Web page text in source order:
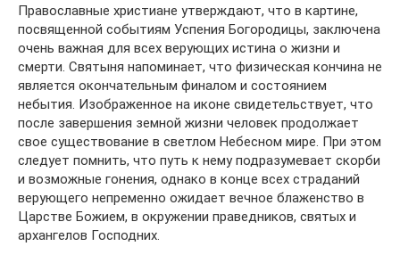
Православные христиане утверждают, что в картине,
посвященной событиям Успения Богородицы, заключена
очень важная для всех верующих истина о жизни и
смерти. Святыня напоминает, что физическая кончина не
является окончательным финалом и состоянием
небытия. Изображенное на иконе свидетельствует, что
после завершения земной жизни человек продолжает
свое существование в светлом Небесном мире. При этом
следует помнить, что путь к нему подразумевает скорби
и возможные гонения, однако в конце всех страданий
верующего непременно ожидает вечное блаженство в
Царстве Божием, в окружении праведников, святых и
архангелов Господних.